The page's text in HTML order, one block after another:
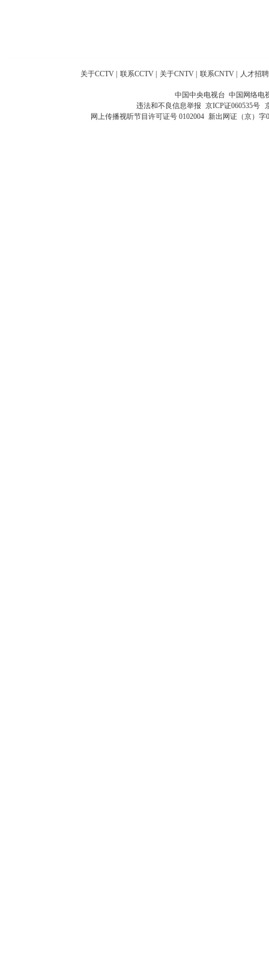
关于CCTV | 联系CCTV | 关于CNTV | 联系CNTV | 人才招聘
中国中央电视台 中国网络电
违法和不良信息举报 京ICP证060535号
网上传播视听节目许可证号 0102004 新出网证（京）